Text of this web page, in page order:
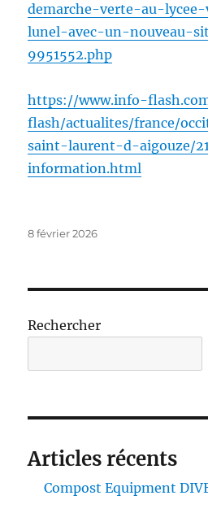
demarche-verte-au-
lunel-avec-un-nouveau-
9951552.php
https://www.info-
flash/actualites/france/
saint-laurent-d-aigouze/
information.html
Publié
8 février 2026
Rechercher
Articles récents
Compost Equipment